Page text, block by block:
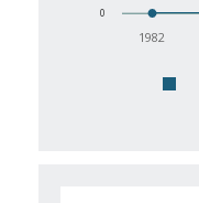
1982
0